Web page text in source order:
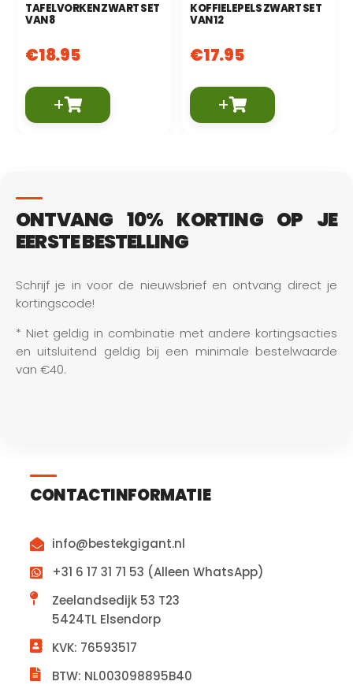
TAFELVORKEN ZWART SET
VAN 8
€18.95
+
KOFFIELEPELS ZWART SET
VAN 12
€17.95
+
ONTVANG 10% KORTING OP JE
EERSTE BESTELLING
Schrijf je in voor de nieuwsbrief en ontvang direct je
kortingscode!
* Niet geldig in combinatie met andere kortingsacties
en uitsluitend geldig bij een minimale bestelwaarde
van €40.
CONTACTINFORMATIE
info@bestekgigant.nl
+31 6 17 31 71 53 (Alleen WhatsApp)
Zeelandsedijk 53 T23
5424TL Elsendorp
KVK: 76593517
BTW: NL003098895B40